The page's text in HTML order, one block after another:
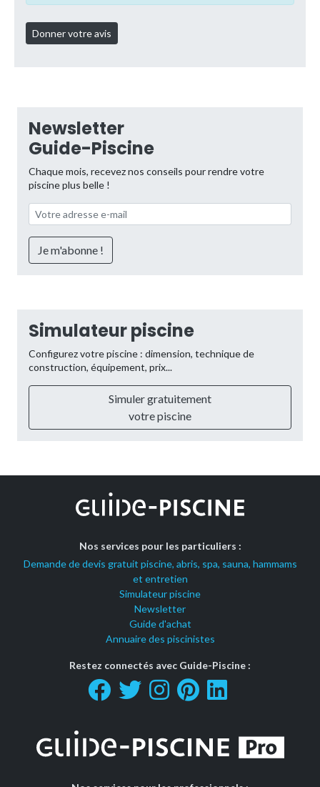
Newsletter
Guide-Piscine
Chaque mois, recevez nos conseils pour rendre votre
piscine plus belle !
Simulateur piscine
Configurez votre piscine : dimension, technique de
construction, équipement, prix...
Simuler gratuitement
votre piscine
Nos services pour les particuliers :
Demande de devis gratuit piscine, abris, spa, sauna, hammams
et entretien
Simulateur piscine
Newsletter
Guide d'achat
Annuaire des piscinistes
Restez connectés avec Guide-Piscine :